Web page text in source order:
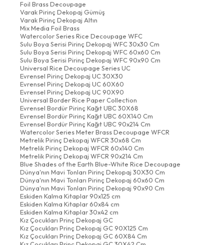
Foil Brass Decoupage
Varak Pirinç Dekopaj Gümüş
Varak Pirinç Dekopaj Altın
Mix Media Foil Brass
Watercolor Series Rice Decoupage WFC
Sulu Boya Serisi Pirinç Dekopaj WFC 30x30 Cm
Sulu Boya Serisi Pirinç Dekopaj WFC 60x60 Cm
Sulu Boya Serisi Pirinç Dekopaj WFC 90x90 Cm
Universal Rice Decoupage Series UC
Evrensel Pirinç Dekopaj UC 30X30
Evrensel Pirinç Dekopaj UC 60X60
Evrensel Pirinç Dekopaj UC 90X90
Universal Border Rice Paper Collection
Evrensel Bordür Pirinç Kağıt UBC 30X68
Evrensel Bordür Pirinç Kağıt UBC 60X140 Cm
Evrensel Bordür Pirinç Kağıt UBC 90x214 Cm
Watercolor Series Meter Brass Decoupage WFCR
Metrelik Pirinç Dekopaj WFCR 30x68 Cm
Metrelik Pirinç Dekopaj WFCR 60x140 Cm
Metrelik Pirinç Dekopaj WFCR 90x214 Cm
Blue Shades of the Earth Blue-White Rice Decoupage
Dünya'nın Mavi Tonları Pirinç Dekopaj 30X30 Cm
Dünya'nın Mavi Tonları Pirinç Dekopaj 60x60 Cm
Dünya'nın Mavi Tonları Pirinç Dekopaj 90x90 Cm
Eskiden Kalma Kitaplar 90x125 cm
Eskiden Kalma Kitaplar 60x84 cm
Eskiden Kalma Kitaplar 30x42 cm
Kız Çocukları Prinç Dekopaj GC
Kız Çocukları Prinç Dekopaj GC 90X125 Cm
Kız Çocukları Prinç Dekopaj GC 60X84 Cm